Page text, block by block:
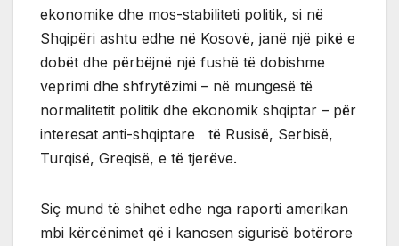
ekonomike dhe mos-stabiliteti politik, si në
Shqipëri ashtu edhe në Kosovë, janë një pikë e
dobët dhe përbëjnë një fushë të dobishme
veprimi dhe shfrytëzimi – në mungesë të
normalitetit politik dhe ekonomik shqiptar – për
interesat anti-shqiptare të Rusisë, Serbisë,
Turqisë, Greqisë, e të tjerëve.
Siç mund të shihet edhe nga raporti amerikan
mbi kërcënimet që i kanosen sigurisë botërore